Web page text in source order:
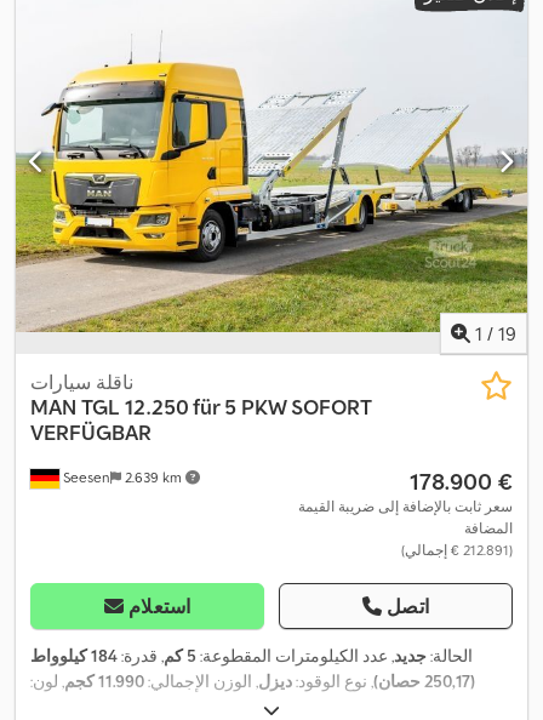
, عدد الأسرّة: , معدات:
الهواء, كمبيوتر على متن المركبة, نظام التحكم في الجر, نظام الفرامل
المانعة للانغلاق (ABS), وصلات المقطورة,
1 / 19
Seesen 2.639 km
ناقلة سيارات
MAN TGL 12.250 für 5 PKW SOFORT
VERFÜGBAR
‏178.900 €
سعر ثابت بالإضافة إلى ضريبة القيمة
المضافة
(‏212.891 € إجمالي)
استعلام اتصل
الحالة:جديد, عدد الكيلومترات المقطوعة: 5 كم , قدرة:
184 كيلوواط
(250,17 حصان)
, نوع الوقود:ديزل, الوزن الإجمالي:11.990 كجم
, لون:
, طول مساحة التحميل: